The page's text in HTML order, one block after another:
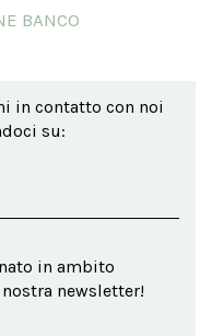
BANCO
in contatto con noi
su:
in ambito
newsletter!